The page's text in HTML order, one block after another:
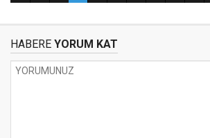
HABERE YORUM KAT